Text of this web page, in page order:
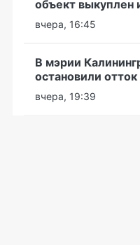
объект выкуплен
вчера, 16:45
В мэрии
остановили
вчера, 19:39